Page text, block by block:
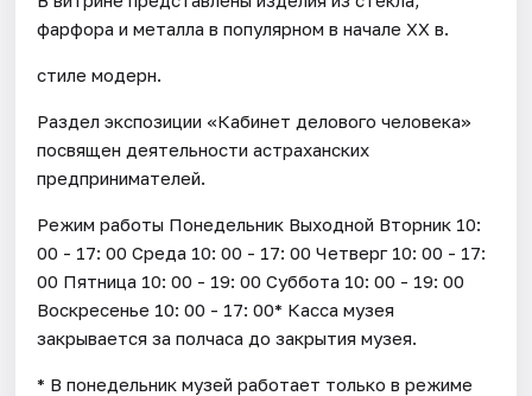
фарфора и металла в популярном в начале XX в.
стиле модерн.
Раздел экспозиции «Кабинет делового человека»
посвящен деятельности астраханских
предпринимателей.
Режим работы Понедельник Выходной Вторник 10:
00 - 17: 00 Среда 10: 00 - 17: 00 Четверг 10: 00 - 17:
00 Пятница 10: 00 - 19: 00 Суббота 10: 00 - 19: 00
Воскресенье 10: 00 - 17: 00* Касса музея
закрывается за полчаса до закрытия музея.
* В понедельник музей работает только в режиме